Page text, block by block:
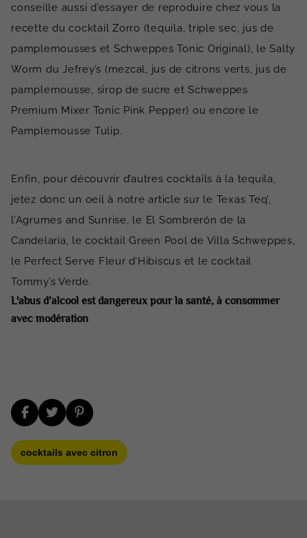
conseille aussi d’essayer de reproduire chez vous la
recette du cocktail Zorro (tequila, triple sec, jus de
pamplemousses et Schweppes Tonic Original), le Salty
Worm du Jefrey’s (mezcal, jus de citrons verts, jus de
pamplemousse, sirop de sucre et Schweppes
Premium Mixer Tonic Pink Pepper) ou encore le
Pamplemousse Tulip.
Enfin, pour découvrir d’autres cocktails à la tequila,
jetez donc un oeil à notre article sur le Texas Teq’,
l’Agrumes and Sunrise, le El Sombrerón de la
Candelaria, le cocktail Green Pool de Villa Schweppes,
le Perfect Serve Fleur d’Hibiscus et le cocktail
Tommy’s Verde.
L'abus d’alcool est dangereux pour la santé, à consommer
avec modération
cocktails avec citron